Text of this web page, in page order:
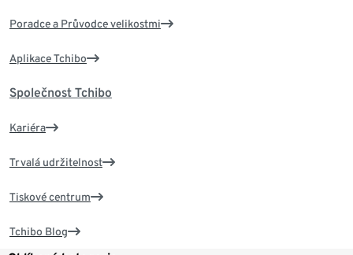
Poradce a Průvodce velikostmi
Aplikace Tchibo
Společnost Tchibo
Kariéra
Trvalá udržitelnost
Tiskové centrum
Tchibo Blog